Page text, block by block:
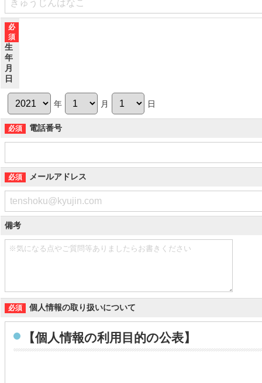
生
年
月
日
年 月 日
電話番号
メールアドレス
備考
個人情報の取り扱いについて
【個人情報の利用目的の公表】